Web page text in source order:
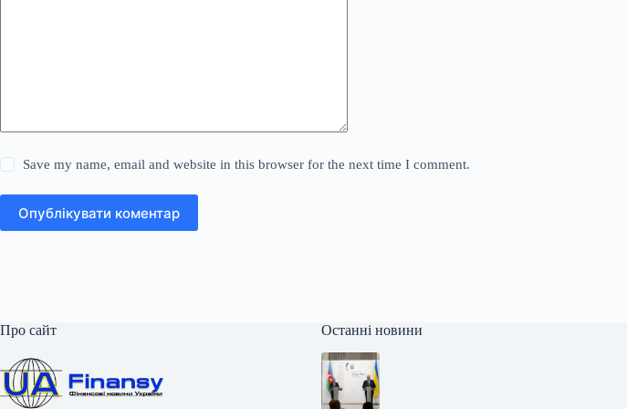
Save my name, email and website in this browser for the next time I comment.
Опублікувати коментар
Про сайт Останні новини